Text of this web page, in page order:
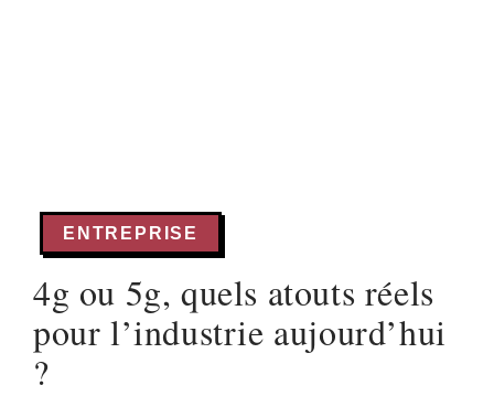
ENTREPRISE
4g ou 5g, quels atouts réels
pour l’industrie aujourd’hui
?